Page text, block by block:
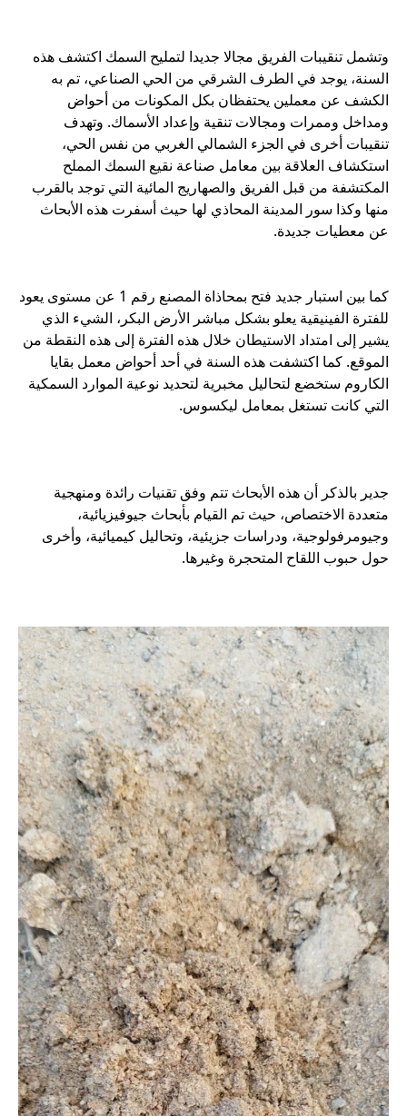
وتشمل تنقيبات الفريق مجالا جديدا لتمليح السمك اكتشف هذه
السنة، يوجد في الطرف الشرقي من الحي الصناعي، تم به
الكشف عن معملين يحتفظان بكل المكونات من أحواض
ومداخل وممرات ومجالات تنقية وإعداد الأسماك. وتهدف
تنقيبات أخرى في الجزء الشمالي الغربي من نفس الحي،
استكشاف العلاقة بين معامل صناعة نقيع السمك المملح
المكتشفة من قبل الفريق والصهاريج المائية التي توجد بالقرب
منها وكذا سور المدينة المحاذي لها حيث أسفرت هذه الأبحاث
كما بين استبار جديد فتح بمحاذاة المصنع رقم 1 عن مستوى يعود
للفترة الفينيقية يعلو بشكل مباشر الأرض البكر، الشيء الذي
يشير إلى امتداد الاستيطان خلال هذه الفترة إلى هذه النقطة من
الموقع. كما اكتشفت هذه السنة في أحد أحواض معمل بقايا
الكاروم ستخضع لتحاليل مخبرية لتحديد نوعية الموارد السمكية
جدير بالذكر أن هذه الأبحاث تتم وفق تقنيات رائدة ومنهجية
متعددة الاختصاص، حيث تم القيام بأبحاث جيوفيزيائية،
وجيومرفولوجية، ودراسات جزيئية، وتحاليل كيميائية، وأخرى
حول حبوب اللقاح المتحجرة وغيرها.